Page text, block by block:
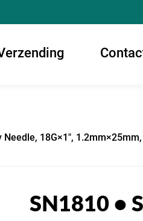
18G×1", 1.2mm×25mm,
SN1810 •